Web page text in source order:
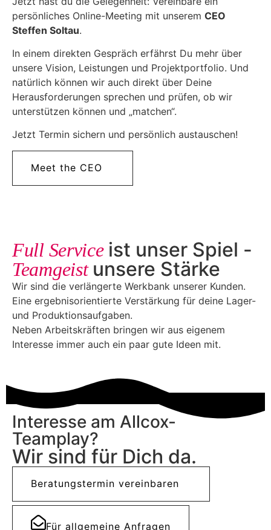
persönliches Online-Meeting mit unserem CEO
Steffen Soltau.
In einem direkten Gespräch erfährst Du mehr über
unsere Vision, Leistungen und Projektportfolio. Und
natürlich können wir auch direkt über Deine
Herausforderungen sprechen und prüfen, ob wir
unterstützen können und „matchen“.
Jetzt Termin sichern und persönlich austauschen!
Meet the CEO
Full Serviceist unser Spiel -
Teamgeistunsere Stärke
Wir sind die verlängerte Werkbank unserer Kunden.
Eine ergebnisorientierte Verstärkung für deine Lager-
und Produktionsaufgaben.
Neben Arbeitskräften bringen wir aus eigenem
Interesse immer auch ein paar gute Ideen mit.
Interesse am Allcox-
Teamplay?
Wir sind für Dich da.
Beratungstermin vereinbaren
Für allgemeine Anfragen